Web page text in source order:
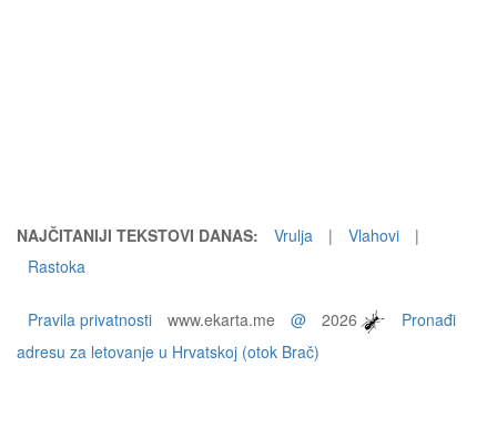
NAJČITANIJI TEKSTOVI DANAS: Vrulja | Vlahovi
|
Rastoka
Pravila privatnosti www.ekarta.me @ 2026
Pronađi
adresu za letovanje u Hrvatskoj (otok Brač)